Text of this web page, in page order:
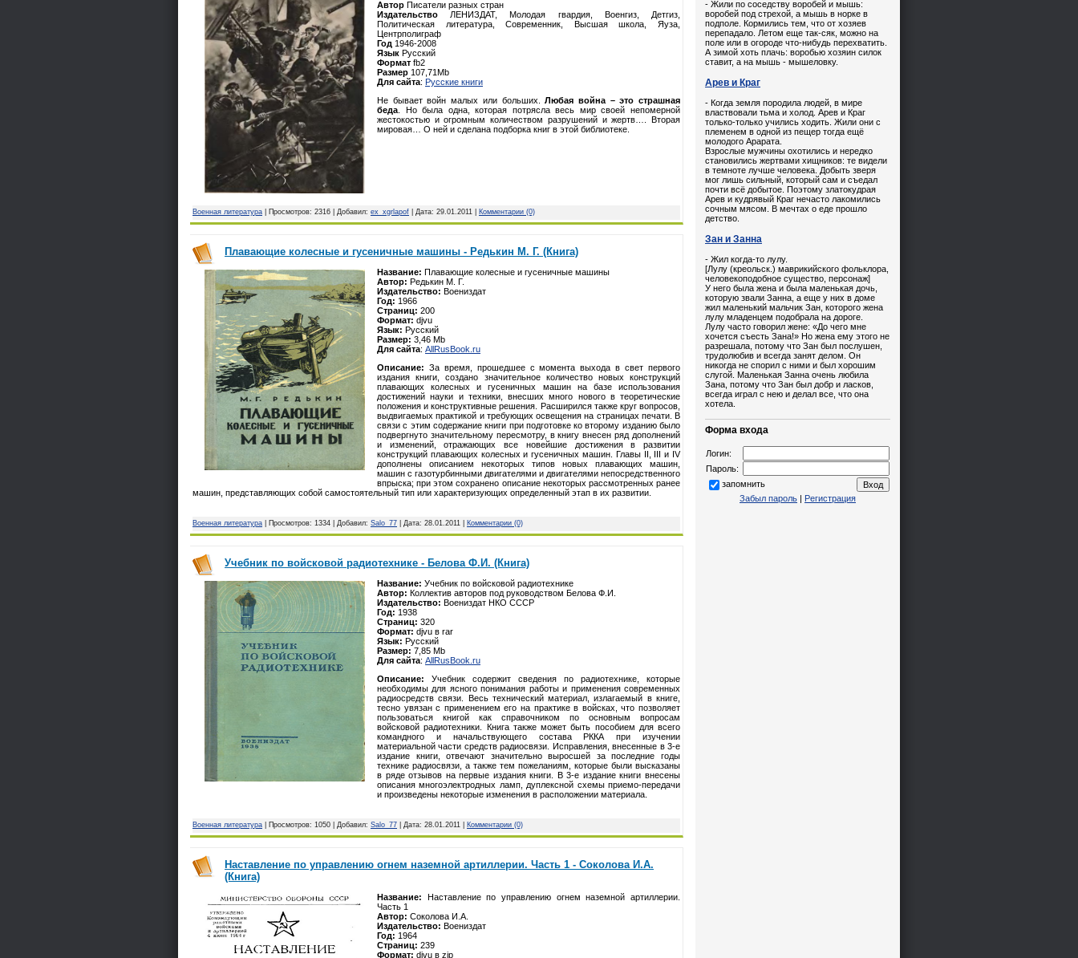
Автор Писатели разных стран
Издательство ЛЕНИЗДАТ, Молодая гвардия, Военгиз, Детгиз,
Политическая литература, Современник, Высшая школа, Яуза,
Центрполиграф
Год 1946-2008
Язык Русский
Формат fb2
Размер 107,71Mb
Для сайта: Русские книги
Не бывает войн малых или больших.Любая война – это страшная
беда . Но была одна, которая потрясла весь мир своей непомерной
жестокостью и огромным количеством разрушений и жертв…. Вторая
мировая… О ней и сделана подборка книг в этой библиотеке.
Военная литература | Просмотров: 2316 | Добавил: ex_xgrlapof | Дата: 29.01.2011 Комментарии (0)
Плавающие колесные и гусеничные машины - Редькин М. Г. (Книга)
Название: Плавающие колесные и гусеничные машины
Автор: Редькин М. Г.
Издательство: Воениздат
Год: 1966
Страниц: 200
Формат: djvu
Язык: Русский
Размер: 3,46 Mb
Для сайта: AllRusBook.ru
Описание: За время, прошедшее с момента выхода в свет первого
издания книги, создано значительное количество новых конструкций
плавающих колесных и гусеничных машин на базе использования
достижений науки и техники, внесших много нового в теоретические
положения и конструктивные решения. Расширился также круг вопросов,
выдвигаемых практикой и требующих освещения на страницах печати. В
связи с этим содержание книги при подготовке ко второму изданию было
подвергнуто значительному пересмотру, в книгу внесен ряд дополнений
и изменений, отражающих все новейшие достижения в развитии
конструкций плавающих колесных и гусеничных машин. Главы II, III и IV
дополнены описанием некоторых типов новых плавающих машин,
машин с газотурбинными двигателями и двигателями непосредственного
впрыска; при этом сохранено описание некоторых рассмотренных ранее
машин, представляющих собой самостоятельный тип или характеризующих определенный этап в их развитии.
Военная литература | Просмотров: 1334 | Добавил: Salo_77 | Дата: 28.01.2011 Комментарии (0)
Учебник по войсковой радиотехнике - Белова Ф.И. (Книга)
Название: Учебник по войсковой радиотехнике
Автор: Коллектив авторов под руководством Белова Ф.И.
Издательство: Воениздат НКО СССР
Год: 1938
Страниц: 320
Формат: djvu в rar
Язык: Русский
Размер: 7,85 Mb
Для сайта: AllRusBook.ru
Описание: Учебник содержит сведения по радиотехнике, которые
необходимы для ясного понимания работы и применения современных
радиосредств связи. Весь технический материал, излагаемый в книге,
тесно увязан с применением его на практике в войсках, что позволяет
пользоваться книгой как справочником по основным вопросам
войсковой радиотехники. Книга также может быть пособием для всего
командного и начальствующего состава РККА при изучении
материальной части средств радиосвязи. Исправления, внесенные в 3-е
издание книги, отвечают значительно выросшей за последние годы
технике радиосвязи, а также тем пожеланиям, которые были высказаны
в ряде отзывов на первые издания книги. В 3-е издание книги внесены
описания многоэлектродных ламп, дуплексной схемы приемо-передачи
и произведены некоторые изменения в расположении материала.
Военная литература | Просмотров: 1050 | Добавил: Salo_77 | Дата: 28.01.2011 Комментарии (0)
Наставление по управлению огнем наземной артиллерии. Часть 1 - Соколова И.А.
(Книга)
Название: Наставление по управлению огнем наземной артиллерии.
Часть 1
Автор: Соколова И.А.
Издательство: Воениздат
Год: 1964
Страниц: 239
Формат: djvu в zip
- Жили по соседству воробей и мышь:
воробей под стрехой, а мышь в норке в
подполе. Кормились тем, что от хозяев
перепадало. Летом еще так-сяк, можно на
поле или в огороде что-нибудь перехватить.
А зимой хоть плачь: воробью хозяин силок
ставит, а на мышь - мышеловку.
Арев и Краг
- Когда земля породила людей, в мире
властвовали тьма и холод. Арев и Краг
только-только учились ходить. Жили они с
племенем в одной из пещер тогда ещё
молодого Арарата.
Взрослые мужчины охотились и нередко
становились жертвами хищников: те видели
в темноте лучше человека. Добыть зверя
мог лишь сильный, который сам и съедал
почти всё добытое. Поэтому златокудрая
Арев и кудрявый Краг нечасто лакомились
сочным мясом. В мечтах о еде прошло
детство.
Зан и Занна
- Жил когда-то лулу.
[Лулу (креольск.) маврикийского фольклора,
человекоподобное существо, персонаж]
У него была жена и была маленькая дочь,
которую звали Занна, а еще у них в доме
жил маленький мальчик Зан, которого жена
лулу младенцем подобрала на дороге.
Лулу часто говорил жене: «До чего мне
хочется съесть Зана!» Но жена ему этого не
разрешала, потому что Зан был послушен,
трудолюбив и всегда занят делом. Он
никогда не спорил с ними и был хорошим
слугой. Маленькая Занна очень любила
Зана, потому что Зан был добр и ласков,
всегда играл с нею и делал все, что она
хотела.
Форма входа
Логин:
Пароль:
запомнить
Забыл пароль
Регистрация